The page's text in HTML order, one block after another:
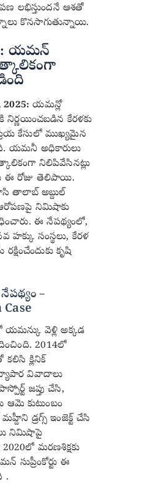
లభిస్తుందనే ఆశతో
కొనసాగుతున్నాయి.
యమన్
యమన్లో
కేరళకు
కేసులో ముఖ్యమైన
యమనీ అధికారులు
నిలిపివేసినట్లు
ఈ రోజు తెలిపాయి.
తాలాబ్ అబ్దుల్
నిమిషాకు
ఈ నేపథ్యంలో,
హక్కు సంస్థలు, కేరళ
కృషి
–
వెళ్లి అక్కడ
2014లో
క్లినిక్
వివాదాలు
జప్తు చేసి,
ఆమె కుటుంబం
డ్రగ్స్ ఇంజెక్ట్ చేసి
నిమిషాపై
మరణశిక్షకు
సుప్రీంకోర్టు ఈ
.